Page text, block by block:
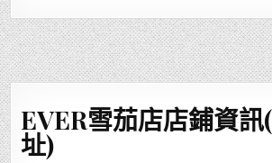
EVER雪茄店店鋪資
址)